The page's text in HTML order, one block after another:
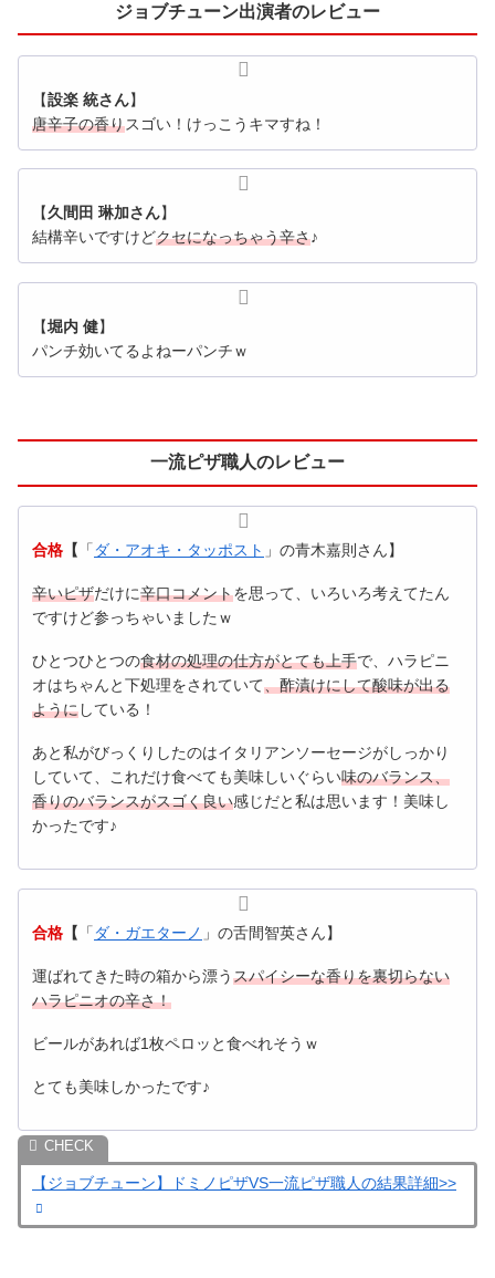
ジョブチューン出演者のレビュー
【設楽 統さん】
唐辛子の香りスゴい！けっこうキマすね！
【久間田 琳加さん】
結構辛いですけどクセになっちゃう辛さ♪
【堀内 健】
パンチ効いてるよねーパンチｗ
一流ピザ職人のレビュー
合格 【 「 ダ・アオキ・タッポスト 」の青木嘉則さん】
辛いピザだけに辛口コメントを思って、いろいろ考えてたん
ですけど参っちゃいましたｗ
ひとつひとつの食材の処理の仕方がとても上手で、ハラピニ
オはちゃんと下処理をされていて、酢漬けにして酸味が出る
ようにしている！
あと私がびっくりしたのはイタリアンソーセージがしっかり
していて、これだけ食べても美味しいぐらい味のバランス、
香りのバランスがスゴく良い感じだと私は思います！美味し
かったです♪
合格 【 「 ダ・ガエターノ 」の舌間智英さん】
運ばれてきた時の箱から漂うスパイシーな香りを裏切らない
ハラピニオの辛さ！
ビールがあれば1枚ペロッと食べれそうｗ
とても美味しかったです♪
【ジョブチューン】ドミノピザVS一流ピザ職人の結果詳細>>